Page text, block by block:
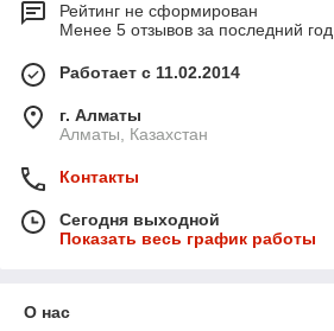
Рейтинг не сформирован
Менее 5 отзывов за последний год
Работает с 11.02.2014
г. Алматы
Алматы, Казахстан
Контакты
Сегодня выходной
Показать весь график работы
О нас